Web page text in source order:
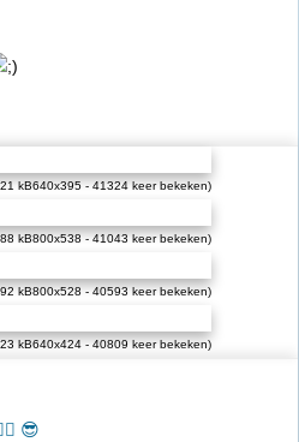
kB640x395 - 41324 keer bekeken)
kB800x538 - 41043 keer bekeken)
kB800x528 - 40593 keer bekeken)
kB640x424 - 40809 keer bekeken)
😎